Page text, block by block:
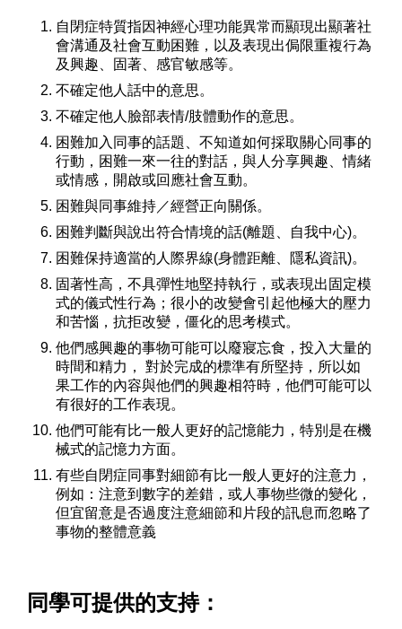
自閉症特質指因神經心理功能異常而顯現出顯著社
會溝通及社會互動困難，以及表現出侷限重複行為
及興趣、固著、感官敏感等。
不確定他人話中的意思。
不確定他人臉部表情/肢體動作的意思。
困難加入同事的話題、不知道如何採取關心同事的
行動，困難一來一往的對話，與人分享興趣、情緒
或情感，開啟或回應社會互動。
困難與同事維持／經營正向關係。
困難判斷與說出符合情境的話(離題、自我中心)。
困難保持適當的人際界線(身體距離、隱私資訊)。
固著性高，不具彈性地堅持執行，或表現出固定模
式的儀式性行為；很小的改變會引起他極大的壓力
和苦惱，抗拒改變，僵化的思考模式。
他們感興趣的事物可能可以廢寢忘食，投入大量的
時間和精力， 對於完成的標準有所堅持，所以如
果工作的內容與他們的興趣相符時，他們可能可以
有很好的工作表現。
他們可能有比一般人更好的記憶能力，特別是在機
械式的記憶力方面。
有些自閉症同事對細節有比一般人更好的注意力，
例如：注意到數字的差錯，或人事物些微的變化，
但宜留意是否過度注意細節和片段的訊息而忽略了
事物的整體意義
同學可提供的支持：